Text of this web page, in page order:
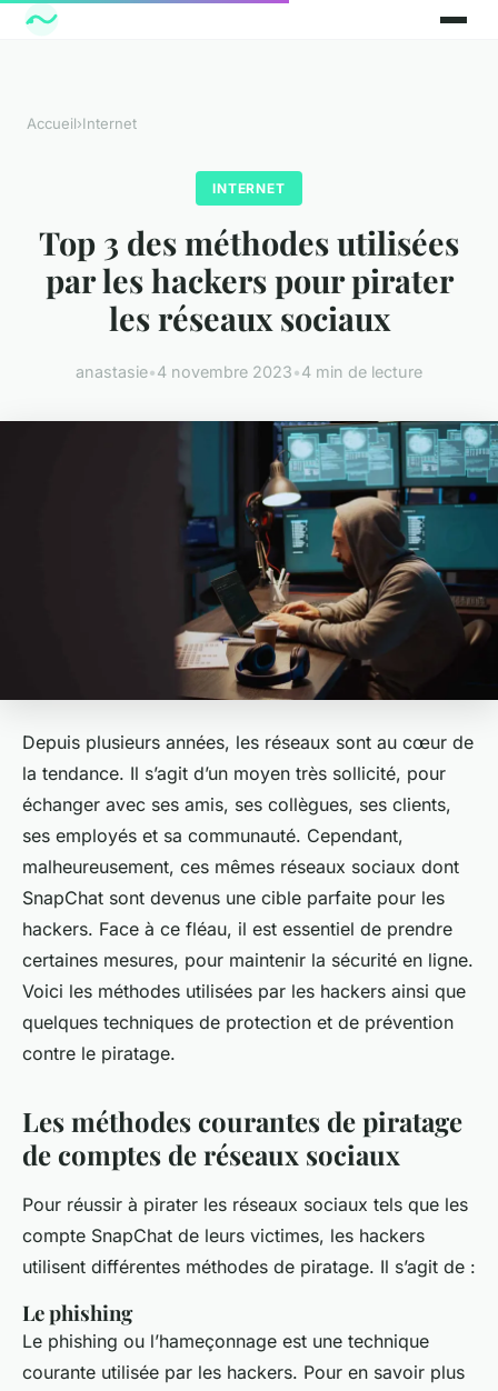
Accueil›Internet
INTERNET
Top 3 des méthodes utilisées
par les hackers pour pirater
les réseaux sociaux
anastasie•4 novembre 2023•4 min de lecture
Depuis plusieurs années, les réseaux sont au cœur de
la tendance. Il s’agit d’un moyen très sollicité, pour
échanger avec ses amis, ses collègues, ses clients,
ses employés et sa communauté. Cependant,
malheureusement, ces mêmes réseaux sociaux dont
SnapChat sont devenus une cible parfaite pour les
hackers. Face à ce fléau, il est essentiel de prendre
certaines mesures, pour maintenir la sécurité en ligne.
Voici les méthodes utilisées par les hackers ainsi que
quelques techniques de protection et de prévention
contre le piratage.
Les méthodes courantes de piratage
de comptes de réseaux sociaux
Pour réussir à pirater les réseaux sociaux tels que les
compte SnapChat de leurs victimes, les hackers
utilisent différentes méthodes de piratage. Il s’agit de :
Le phishing
Le phishing ou l’hameçonnage est une technique
courante utilisée par les hackers. Pour en savoir plus